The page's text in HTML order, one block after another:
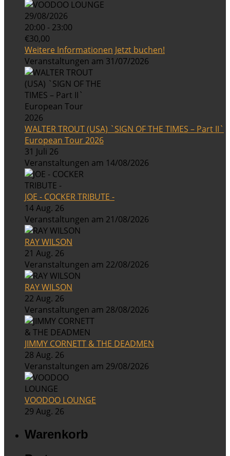
29/08/2026
20:00 - 23:00
€30,00
Weitere Informationen Jetzt buchen!
Veranstaltungen am 31/07/2026
WALTER TROUT (USA) `SIGN OF THE TIMES – Part II`
European Tour 2026
31 Juli 26
Veranstaltungen am 14/08/2026
JOE - COCKER TRIBUTE -
14 Aug. 26
Veranstaltungen am 21/08/2026
RAY WILSON
21 Aug. 26
Veranstaltungen am 22/08/2026
RAY WILSON
22 Aug. 26
Veranstaltungen am 28/08/2026
JIMMY CORNETT & THE DEADMEN
28 Aug. 26
Veranstaltungen am 29/08/2026
VOODOO LOUNGE
29 Aug. 26
Warenkorb